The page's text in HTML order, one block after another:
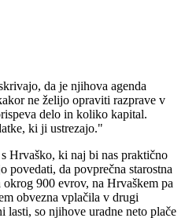
da je njihova agenda
ne želijo opraviti razprave v
delo in koliko kapital.
ki ji ustrezajo."
Hrvaško, ki naj bi nas praktično
povedati, da povprečna starostna
okrog 900 evrov, na Hrvaškem pa
obvezna vplačila v drugi
lasti, so njihove uradne neto plače